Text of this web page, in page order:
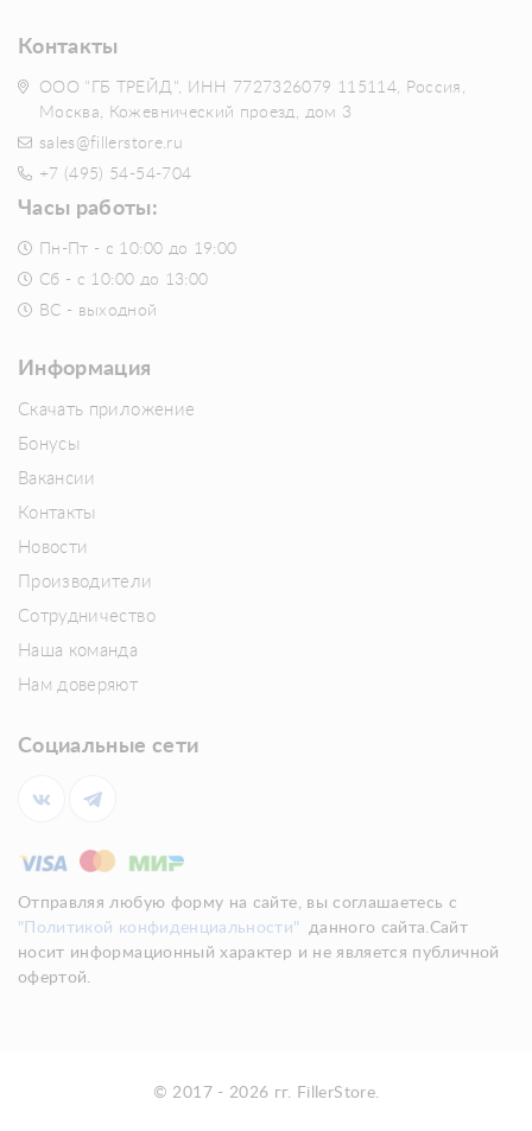
Контакты
ООО "ГБ ТРЕЙД", ИНН 7727326079 115114, Россия,
Москва, Кожевнический проезд, дом 3
sales@fillerstore.ru
+7 (495) 54-54-704
Часы работы:
Пн-Пт - с 10:00 до 19:00
Сб - с 10:00 до 13:00
ВС - выходной
Информация
Скачать приложение
Бонусы
Вакансии
Контакты
Новости
Производители
Сотрудничество
Наша команда
Нам доверяют
Социальные сети
Отправляя любую форму на сайте, вы соглашаетесь с
"Политикой конфиденциальности"
данного сайта.Сайт
носит информационный характер и не является публичной
офертой.
© 2017 - 2026 гг. FillerStore.